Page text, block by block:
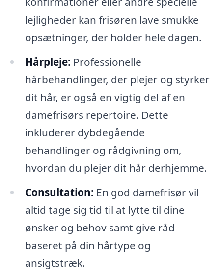
lejligheder kan frisøren lave smukke
opsætninger, der holder hele dagen.
Hårpleje: Professionelle
hårbehandlinger, der plejer og styrker
dit hår, er også en vigtig del af en
damefrisørs repertoire. Dette
inkluderer dybdegående
behandlinger og rådgivning om,
hvordan du plejer dit hår derhjemme.
Consultation: En god damefrisør vil
altid tage sig tid til at lytte til dine
ønsker og behov samt give råd
baseret på din hårtype og
ansigtstræk.